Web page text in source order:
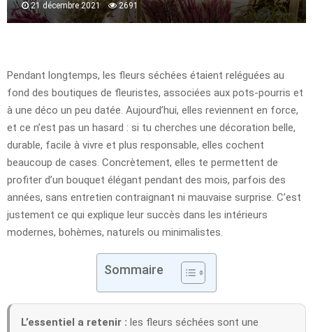
21 décembre 2021 2691
Pendant longtemps, les fleurs séchées étaient reléguées au
fond des boutiques de fleuristes, associées aux pots-pourris et
à une déco un peu datée. Aujourd’hui, elles reviennent en force,
et ce n’est pas un hasard : si tu cherches une décoration belle,
durable, facile à vivre et plus responsable, elles cochent
beaucoup de cases. Concrètement, elles te permettent de
profiter d’un bouquet élégant pendant des mois, parfois des
années, sans entretien contraignant ni mauvaise surprise. C’est
justement ce qui explique leur succès dans les intérieurs
modernes, bohèmes, naturels ou minimalistes.
Sommaire
L’essentiel a retenir : les fleurs séchées sont une